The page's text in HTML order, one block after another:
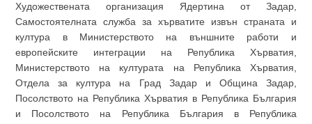
Художествената организация Ядертина от Задар,
Самостоятелната служба за хърватите извън страната и
култура в Министерството на външните работи и
европейските интеграции на Република Хърватия,
Министерството на културата на Република Хърватия,
Отдела за култура на Град Задар и Община Задар,
Посолството на Република Хърватия в Република България
и Посолството на Република България в Република